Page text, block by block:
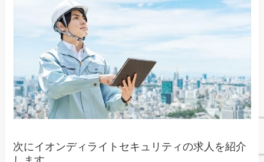
次にイオンディライトセキュリティの求人を紹介